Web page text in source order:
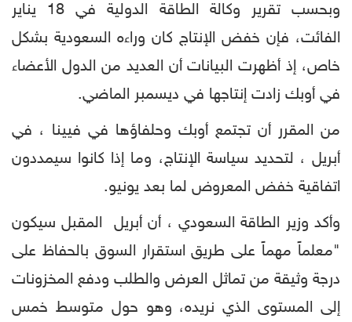
وبحسب تقرير وكالة الطاقة الدولية في 18 يناير
الفائت، فإن خفض الإنتاج كان وراءه السعودية بشكل
خاص، إذ أظهرت البيانات أن العديد من الدول الأعضاء
في أوبك زادت إنتاجها في ديسمبر الماضي.
من المقرر أن تجتمع أوبك وحلفاؤها في فيينا ، في
أبريل ، لتحديد سياسة الإنتاج، وما إذا كانوا سيمددون
اتفاقية خفض المعروض لما بعد يونيو.
وأكد وزير الطاقة السعودي ، أن أبريل المقبل سيكون
"معلماً مهماً على طريق استقرار السوق بالحفاظ على
درجة وثيقة من تماثل العرض والطلب ودفع المخزونات
إلى المستوى الذي نريده، وهو حول متوسط خمس